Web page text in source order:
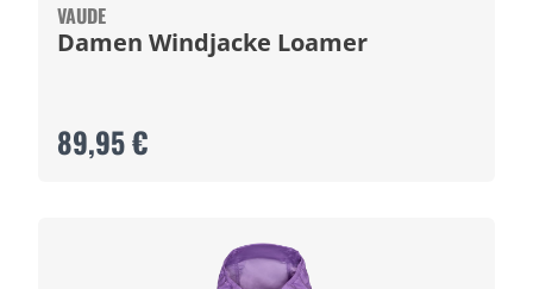
VAUDE
Damen Windjacke Loamer
89,95 €